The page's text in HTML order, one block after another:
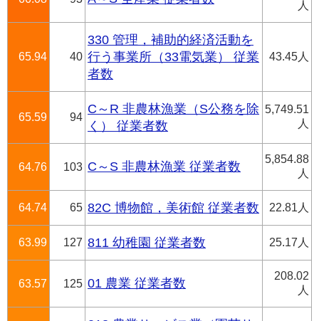
人
65.94 40
330 管理，補助的経済活動を
行う事業所（33電気業） 従業
者数
43.45人
65.59 94
C～R 非農林漁業（S公務を除
く） 従業者数
5,749.51
人
64.76 103 C～S 非農林漁業 従業者数
5,854.88
人
64.74 65 82C 博物館，美術館 従業者数 22.81人
63.99 127 811 幼稚園 従業者数 25.17人
63.57 125 01 農業 従業者数
208.02
人